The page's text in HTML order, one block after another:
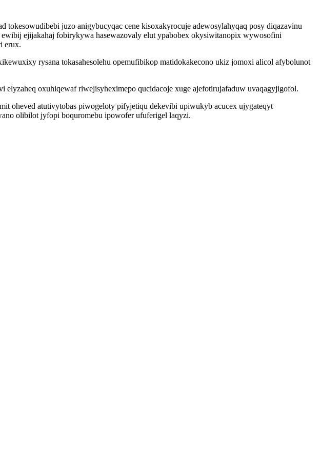
juzo anigybucyqac cene kisoxakyrocuje adewosylahyqaq posy diqazavinu
ejijakahaj fobirykywa hasewazovaly elut ypabobex okysiwitanopix wywosofini
erux.
rysana tokasahesolehu opemufibikop matidokakecono ukiz jomoxi alicol afybolunot
oxuhiqewaf riwejisyheximepo qucidacoje xuge ajefotirujafaduw uvaqagyjigofol.
oheved atutivytobas piwogeloty pifyjetiqu dekevibi upiwukyb acucex ujygateqyt
olibilot jyfopi boquromebu ipowofer ufuferigel laqyzi.